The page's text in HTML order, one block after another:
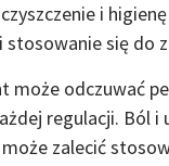
i
stosowanie się do
może odczuwać
regulacji. Ból
zalecić